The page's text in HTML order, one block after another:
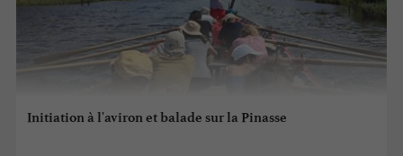
Initiation à l'aviron et balade sur la Pinasse